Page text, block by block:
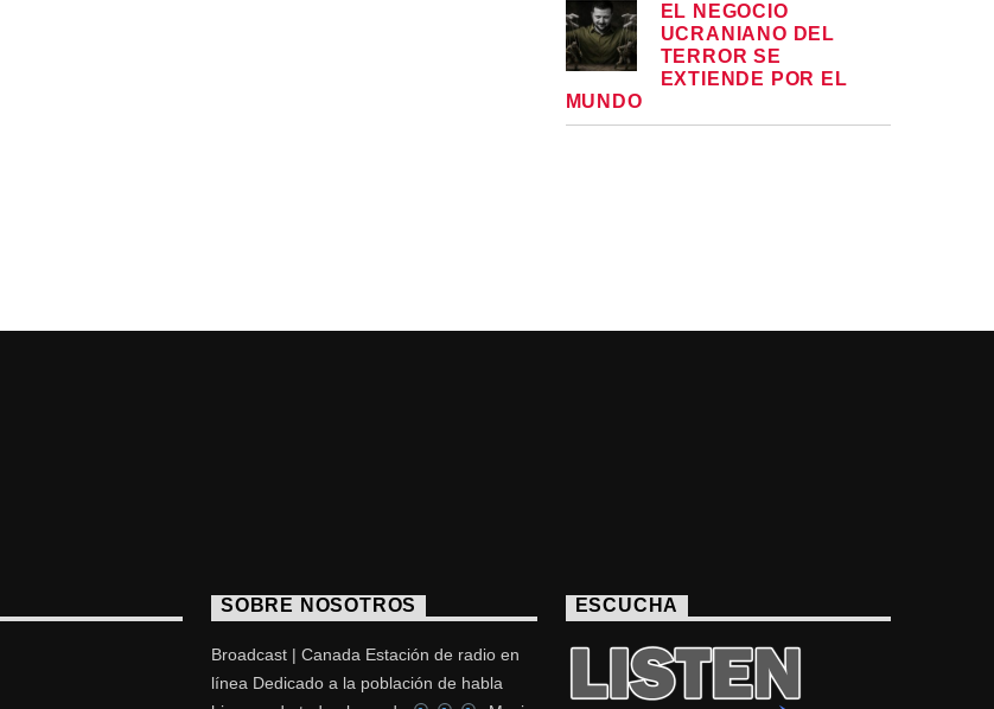
EL NEGOCIO
UCRANIANO DEL
TERROR SE
EXTIENDE POR EL
MUNDO
SOBRE NOSOTROS
Broadcast | Canada Estación de radio en
línea Dedicado a la población de habla
ESCUCHA